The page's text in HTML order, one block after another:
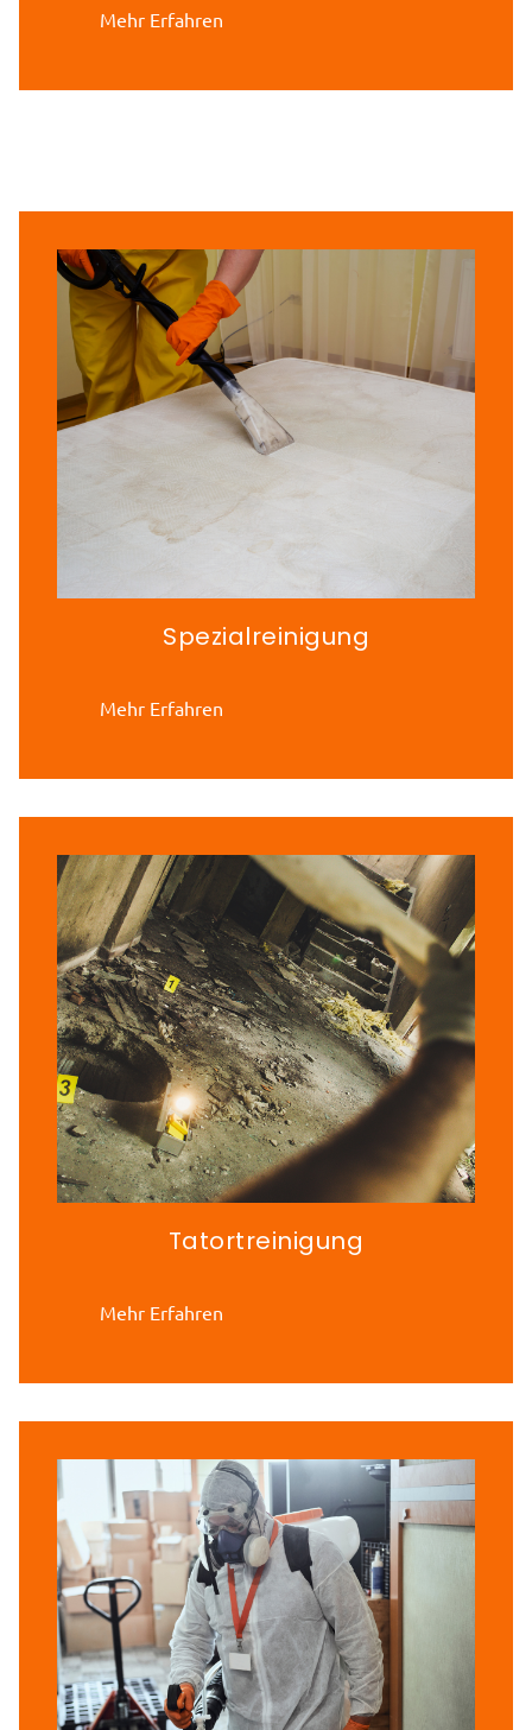
Mehr Erfahren
Spezialreinigung
Mehr Erfahren
Tatortreinigung
Mehr Erfahren